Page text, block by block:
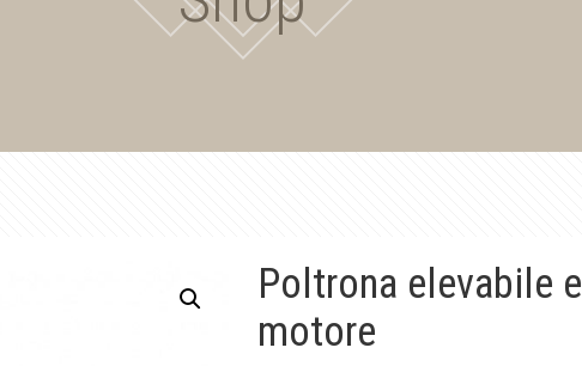
Poltrona elevabile
motore